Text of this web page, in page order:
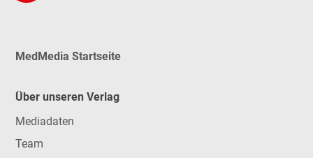
MedMedia Startseite
Über unseren Verlag
Mediadaten
Team